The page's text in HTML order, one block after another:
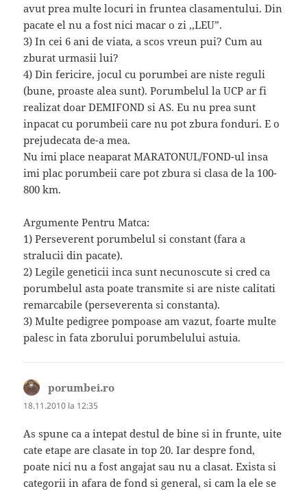
avut prea multe locuri in fruntea clasamentului. Din
pacate el nu a fost nici macar o zi ,,LEU”.
3) In cei 6 ani de viata, a scos vreun pui? Cum au
zburat urmasii lui?
4) Din fericire, jocul cu porumbei are niste reguli
(bune, proaste alea sunt). Porumbelul la UCP ar fi
realizat doar DEMIFOND si AS. Eu nu prea sunt
inpacat cu porumbeii care nu pot zbura fonduri. E o
prejudecata de-a mea.
Nu imi place neaparat MARATONUL/FOND-ul insa
imi plac porumbeii care pot zbura si clasa de la 100-
800 km.
Argumente Pentru Matca:
1) Perseverent porumbelul si constant (fara a
stralucii din pacate).
2) Legile geneticii inca sunt necunoscute si cred ca
porumbelul asta poate transmite si are niste calitati
remarcabile (perseverenta si constanta).
3) Multe pedigree pompoase am vazut, foarte multe
palesc in fata zborului porumbelului astuia.
porumbei.ro
18.11.2010 la 12:35
As spune ca a intepat destul de bine si in frunte, uite
cate etape are clasate in top 20. Iar despre fond,
poate nici nu a fost angajat sau nu a clasat. Exista si
categorii in afara de fond si general, si cam la ele se